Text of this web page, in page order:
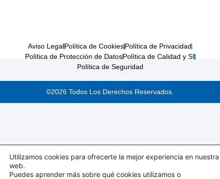
Aviso LegalPolítica de CookiesPolítica de Privacidad
Política de Protección de DatosPolítica de Calidad y SI
Política de Seguridad
©2026 Todos Los Derechos Reservados.
Utilizamos cookies para ofrecerte la mejor experiencia en nuestra
web.
Puedes aprender más sobre qué cookies utilizamos o